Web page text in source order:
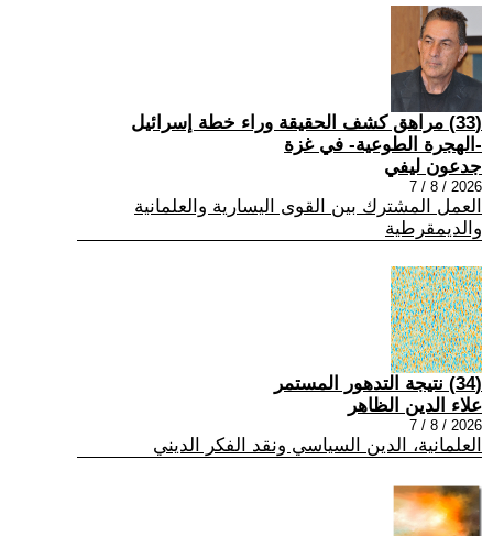
(33) مراهق كشف الحقيقة وراء خطة إسرائيل
-الهجرة الطوعية- في غزة
جدعون ليفي
2026 / 8 / 7
العمل المشترك بين القوى اليسارية والعلمانية
والديمقرطية
(34) نتيجة التدهور المستمر
علاء الدين الظاهر
2026 / 8 / 7
العلمانية، الدين السياسي ونقد الفكر الديني